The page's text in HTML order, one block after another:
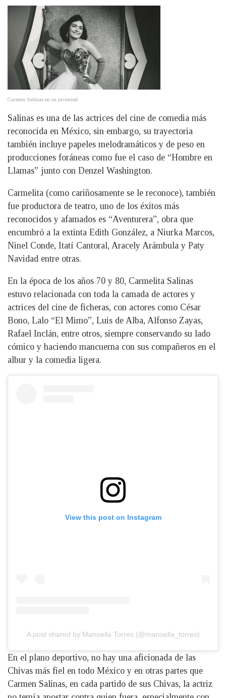
Carmen Salinas en su juventud
Salinas es una de las actrices del cine de comedia más
reconocida en México, sin embargo, su trayectoria
también incluye papeles melodramáticos y de peso en
producciones foráneas como fue el caso de “Hombre en
Llamas” junto con Denzel Washington.
Carmelita (como cariñosamente se le reconoce), también
fue productora de teatro, uno de los éxitos más
reconocidos y afamados es “Aventurera”, obra que
encumbró a la extinta Edith González, a Niurka Marcos,
Ninel Conde, Itatí Cantoral, Aracely Arámbula y Paty
Navidad entre otras.
En la época de los años 70 y 80, Carmelita Salinas
estuvo relacionada con toda la camada de actores y
actrices del cine de ficheras, con actores como César
Bono, Lalo “El Mimo”, Luis de Alba, Alfonso Zayas,
Rafael Inclán, entre otros, siempre conservando su lado
cómico y haciendo mancuerna con sus compañeros en el
albur y la comedia ligera.
View this post on Instagram
A post shared by Manoella Torres (@manoella_torres)
En el plano deportivo, no hay una aficionada de las
Chivas más fiel en todo México y en otras partes que
Carmen Salinas, en cada partido de sus Chivas, la actriz